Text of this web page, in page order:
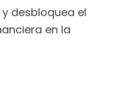
y desbloquea el
en la